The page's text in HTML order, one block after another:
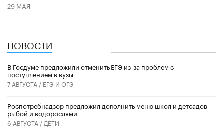
29 МАЯ
НОВОСТИ
В Госдуме предложили отменить ЕГЭ из-за проблем с
поступлением в вузы
7 АВГУСТА / ЕГЭ И ОГЭ
Роспотребнадзор предложил дополнить меню школ и детсадов
рыбой и водорослями
6 АВГУСТА / ДЕТИ